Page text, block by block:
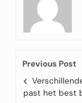
Previous Post
past het best